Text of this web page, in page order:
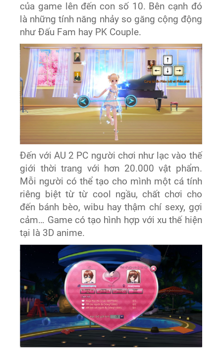
của game lên đến con số 10. Bên cạnh đó
là những tính năng nhảy so găng cộng động
như Đấu Fam hay PK Couple.
Đến với AU 2 PC người chơi như lạc vào thế
giới thời trang với hơn 20.000 vật phẩm.
Mỗi người có thể tạo cho mình một cá tính
riêng biệt từ từ cool ngầu, chất chơi cho
đến bánh bèo, wibu hay thậm chí sexy, gợi
cảm… Game có tạo hình hợp với xu thế hiện
tại là 3D anime.